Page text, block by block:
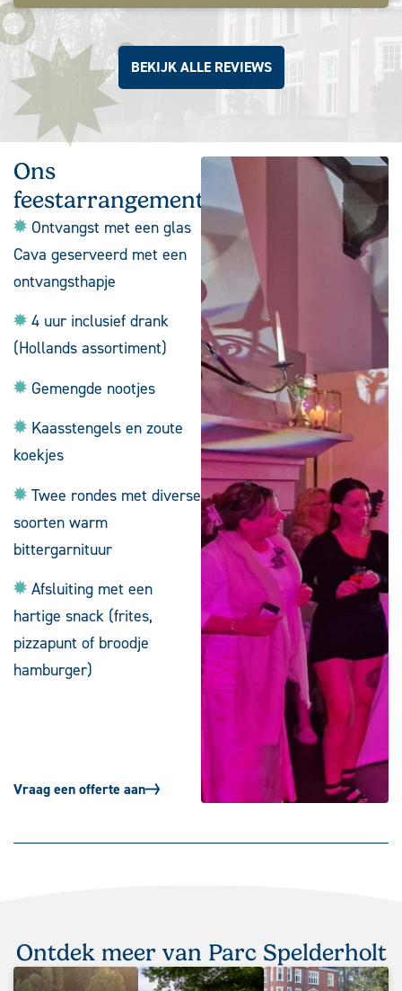
BEKIJK ALLE REVIEWS
Ons
feestarrangement
Ontvangst met een glas
Cava geserveerd met een
ontvangsthapje
4 uur inclusief drank
(Hollands assortiment)
Gemengde nootjes
Kaasstengels en zoute
koekjes
Twee rondes met diverse
soorten warm
bittergarnituur
Afsluiting met een
hartige snack (frites,
pizzapunt of broodje
hamburger)
Vraag een offerte aan
Ontdek meer van Parc Spelderholt